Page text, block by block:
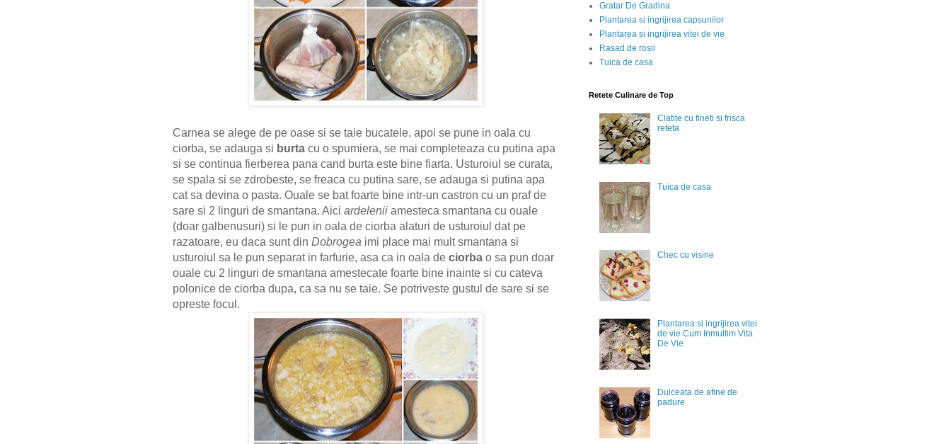
Carnea se alege de pe oase si se taie bucatele, apoi se pune in oala cu
ciorba, se adauga si burta cu o spumiera, se mai completeaza cu putina apa
si se continua fierberea pana cand burta este bine fiarta. Usturoiul se curata,
se spala si se zdrobeste, se freaca cu putina sare, se adauga si putina apa
cat sa devina o pasta. Ouale se bat foarte bine intr-un castron cu un praf de
sare si 2 linguri de smantana. Aici ardelenii amesteca smantana cu ouale
(doar galbenusuri) si le pun in oala de ciorba alaturi de usturoiul dat pe
razatoare, eu daca sunt din Dobrogea imi place mai mult smantana si
usturoiul sa le pun separat in farfurie, asa ca in oala de ciorba o sa pun doar
ouale cu 2 linguri de smantana amestecate foarte bine inainte si cu cateva
polonice de ciorba dupa, ca sa nu se taie. Se potriveste gustul de sare si se
opreste focul.
Gratar De Gradina
Plantarea si ingrijirea capsunilor
Plantarea si ingrijirea vitei de vie
Rasad de rosii
Tuica de casa
Retete Culinare de Top
Clatite cu fineti si frisca
reteta
Tuica de casa
Chec cu visine
Plantarea si ingrijirea vitei
de vie Cum Inmultim Vita
De Vie
Dulceata de afine de
padure